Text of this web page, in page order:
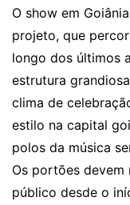
O show em
projeto, que
longo dos últimos
estrutura
clima de
estilo na capital
polos da música
Os portões devem
público desde o